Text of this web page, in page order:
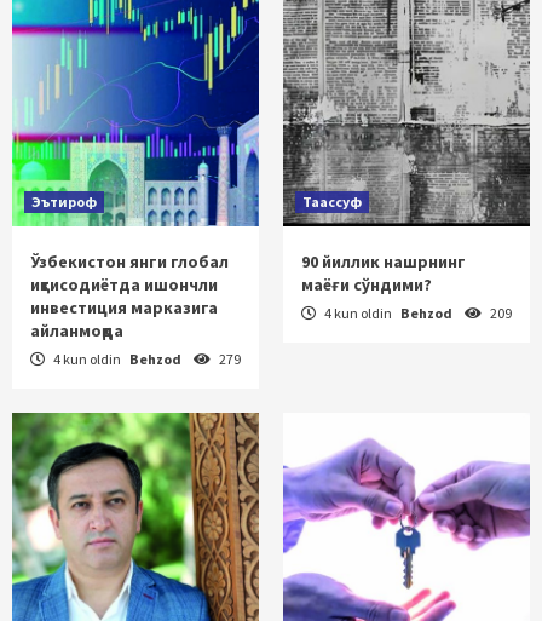
Эътироф
Ўзбекистон янги глобал
иқтисодиётда ишончли
инвестиция марказига
айланмоқда
4 kun oldin Behzod 279
Таассуф
90 йиллик нашрнинг
маёғи сўндими?
4 kun oldin Behzod 209